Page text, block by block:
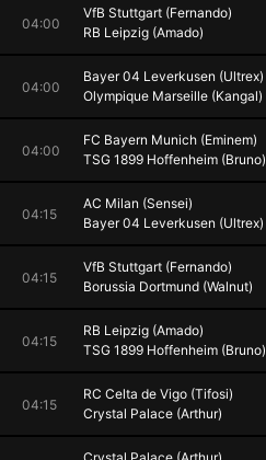
04:00
VfB Stuttgart (Fernando)
RB Leipzig (Amado)
04:00
Bayer 04 Leverkusen (Ultrex)
Olympique Marseille (Kangal)
04:00
FC Bayern Munich (Eminem)
TSG 1899 Hoffenheim (Bruno)
04:15
AC Milan (Sensei)
Bayer 04 Leverkusen (Ultrex)
04:15
VfB Stuttgart (Fernando)
Borussia Dortmund (Walnut)
04:15
RB Leipzig (Amado)
TSG 1899 Hoffenheim (Bruno)
04:15
RC Celta de Vigo (Tifosi)
Crystal Palace (Arthur)